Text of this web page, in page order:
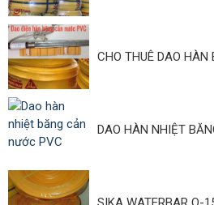
CHO THUÊ DAO
DAO HÀN NHIỆT